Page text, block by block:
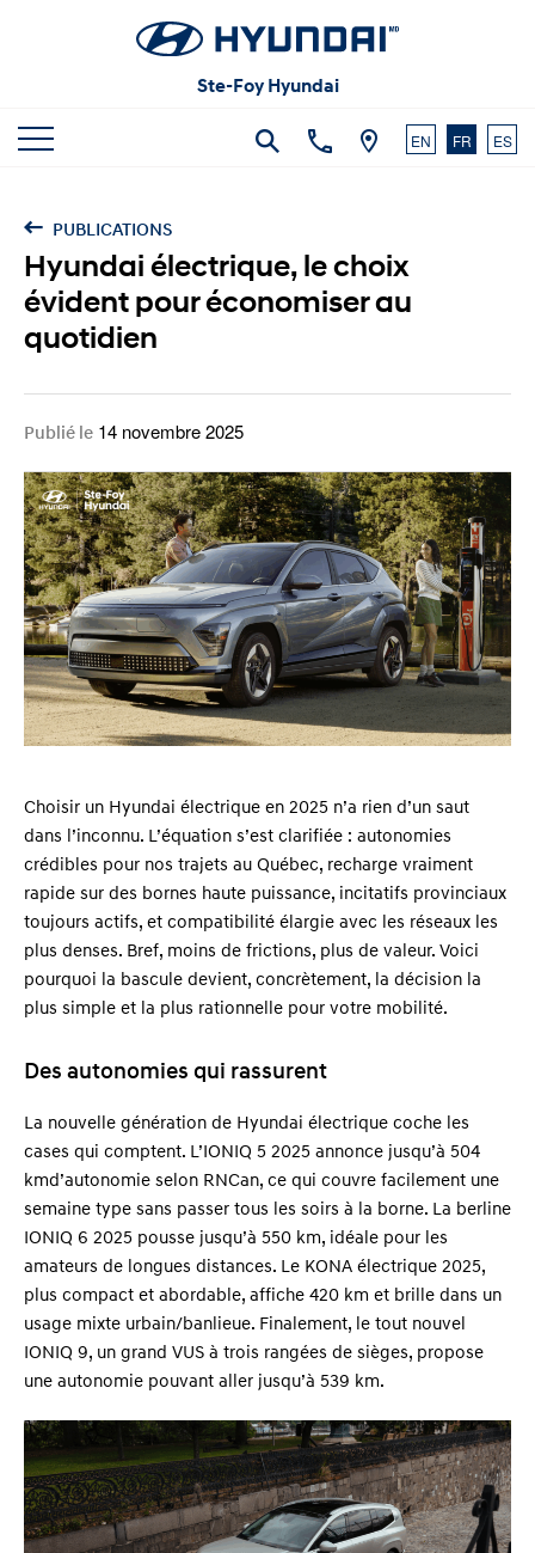
Ste-Foy Hyundai
EN FR ES
PUBLICATIONS
Hyundai électrique, le choix
évident pour économiser au
quotidien
Publié le 14 novembre 2025
Choisir un Hyundai électrique en 2025 n’a rien d’un saut
dans l’inconnu. L’équation s’est clarifiée : autonomies
crédibles pour nos trajets au Québec, recharge vraiment
rapide sur des bornes haute puissance, incitatifs provinciaux
toujours actifs, et compatibilité élargie avec les réseaux les
plus denses. Bref, moins de frictions, plus de valeur. Voici
pourquoi la bascule devient, concrètement, la décision la
plus simple et la plus rationnelle pour votre mobilité.
Des autonomies qui rassurent
La nouvelle génération de Hyundai électrique coche les
cases qui comptent. L’IONIQ 5 2025 annonce jusqu’à 504
kmd’autonomie selon RNCan, ce qui couvre facilement une
semaine type sans passer tous les soirs à la borne. La berline
IONIQ 6 2025 pousse jusqu’à 550 km, idéale pour les
amateurs de longues distances. Le KONA électrique 2025,
plus compact et abordable, affiche 420 km et brille dans un
usage mixte urbain/banlieue. Finalement, le tout nouvel
IONIQ 9, un grand VUS à trois rangées de sièges, propose
une autonomie pouvant aller jusqu’à 539 km.